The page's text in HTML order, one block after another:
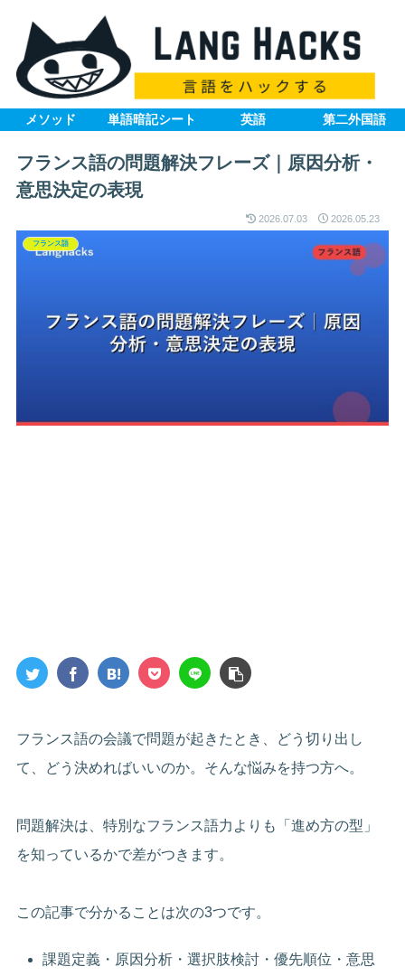
メソッド 単語暗記シート 英語 第二外国語
フランス語の問題解決フレーズ｜原因分析・
意思決定の表現
2026.07.03 2026.05.23
フランス語
フランス語の会議で問題が起きたとき、どう切り出し
て、どう決めればいいのか。そんな悩みを持つ方へ。
問題解決は、特別なフランス語力よりも「進め方の型」
を知っているかで差がつきます。
この記事で分かることは次の3つです。
課題定義・原因分析・選択肢検討・優先順位・意思